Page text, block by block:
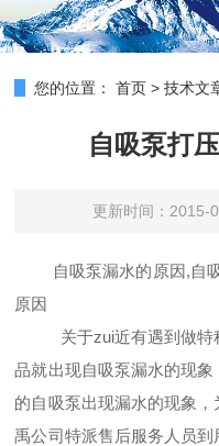
您的位置： 首页 >技术文
自吸泵打
更新时间：2015-
自吸泵漏水的原因,自
原因
关于zui近有遇到做特
品就出现自吸泵漏水的现象
的自吸泵出现漏水的现象，
禹公司特派售后服务人员